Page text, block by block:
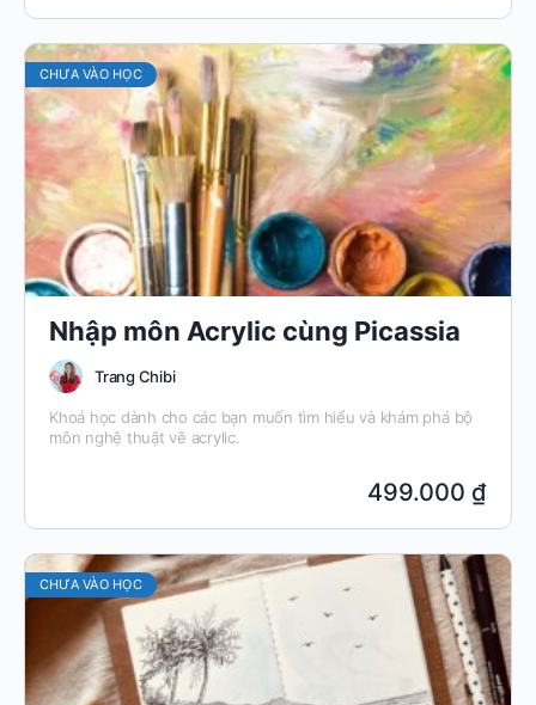
CHƯA VÀO HỌC
Nhập môn Acrylic cùng Picassia
Trang Chibi
Khoá học dành cho các bạn muốn tìm hiểu và khám phá bộ
môn nghệ thuật vẽ acrylic.
499.000 ₫
CHƯA VÀO HỌC